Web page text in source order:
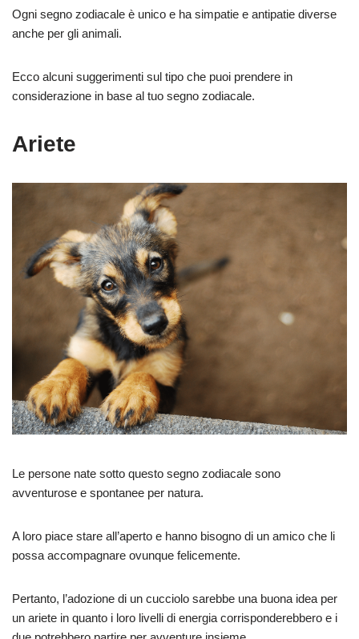
Ogni segno zodiacale è unico e ha simpatie e antipatie diverse
anche per gli animali.
Ecco alcuni suggerimenti sul tipo che puoi prendere in
considerazione in base al tuo segno zodiacale.
Ariete
Le persone nate sotto questo segno zodiacale sono
avventurose e spontanee per natura.
A loro piace stare all’aperto e hanno bisogno di un amico che li
possa accompagnare ovunque felicemente.
Pertanto, l’adozione di un cucciolo sarebbe una buona idea per
un ariete in quanto i loro livelli di energia corrisponderebbero e i